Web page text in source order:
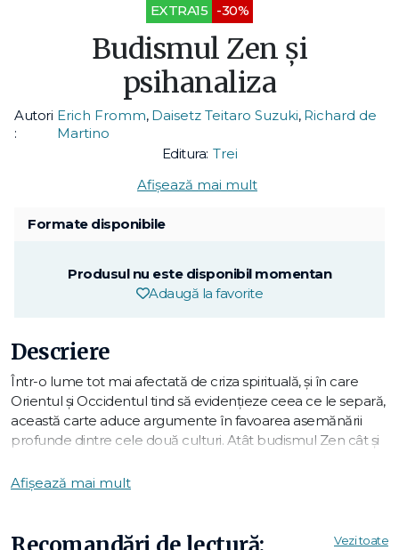
EXTRA15 -30%
Budismul Zen şi
psihanaliza
Autori
:
Erich Fromm, Daisetz Teitaro Suzuki, Richard de
Martino
Editura: Trei
Afișează mai mult
Formate disponibile
Produsul nu este disponibil momentan
Adaugă la favorite
Descriere
Într-o lume tot mai afectată de criza spirituală, şi în care
Orientul şi Occidentul tind să evidenţieze ceea ce le separă,
această carte aduce argumente în favoarea asemănării
profunde dintre cele două culturi. Atât budismul Zen cât şi
metode de vindecare. Ambele ne dau de înţeles că omul
completă? Fiecare îşi prezintă propria soluţie, iar
Afișează mai mult
Vezi toate